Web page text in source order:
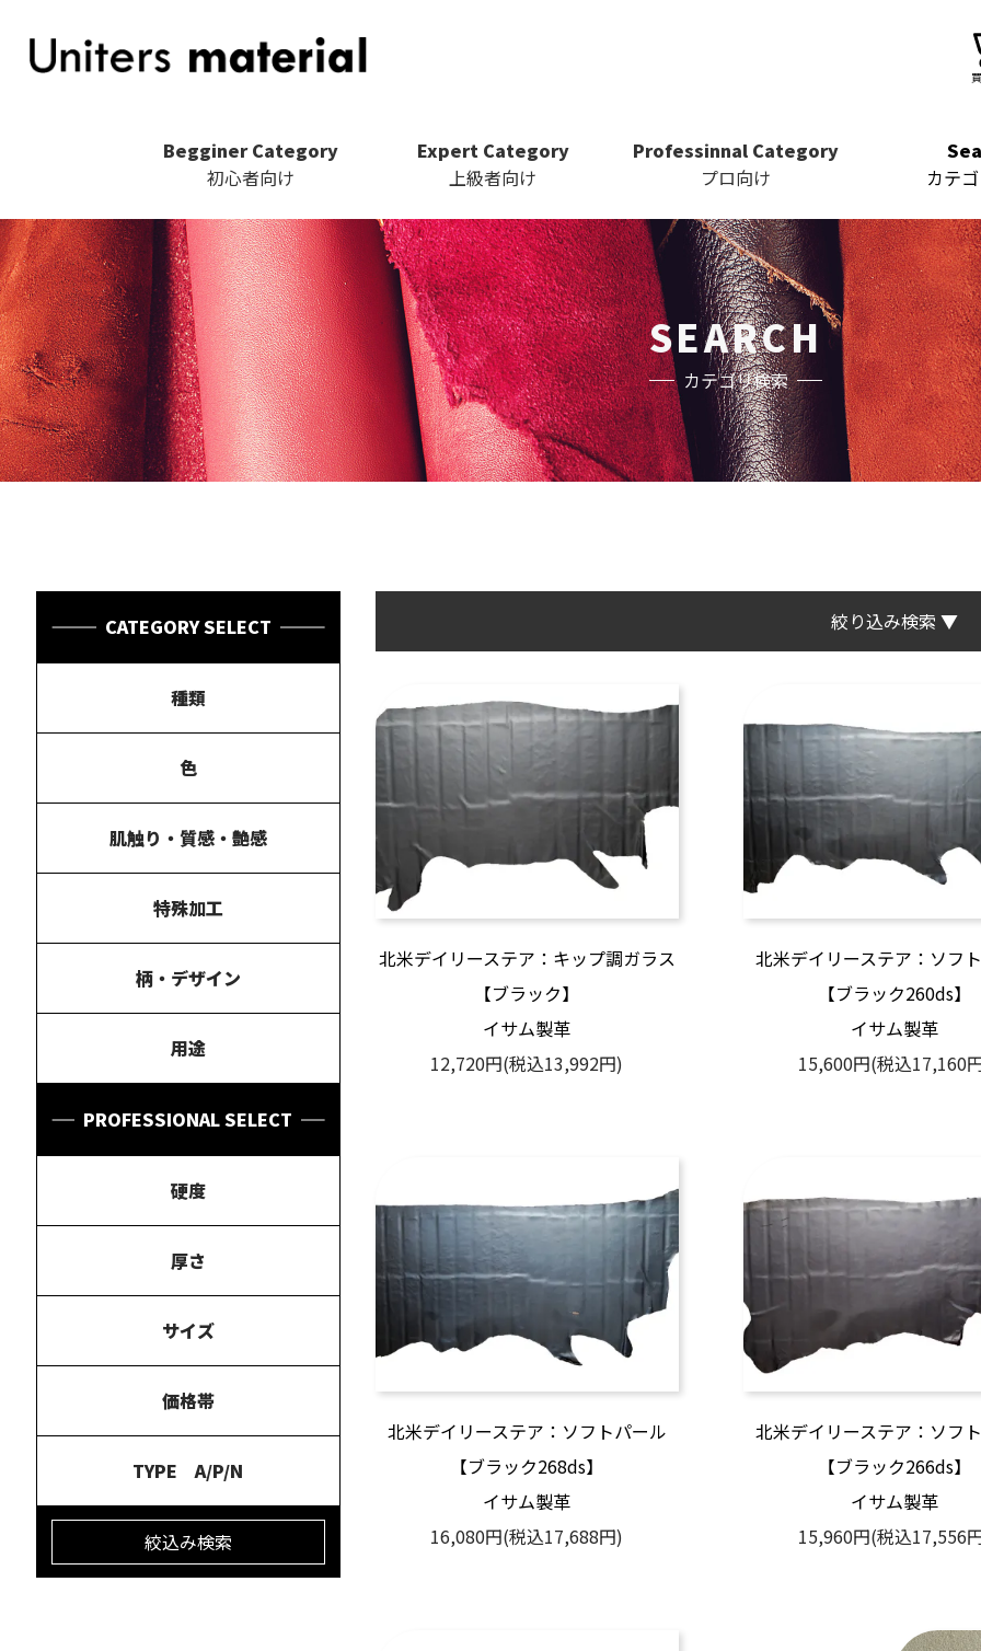
Begginer Category
初心者向け
Expert Category
上級者向け
Professinnal Category
プロ向け
カテ
SEARCH
カテゴリ検索
CATEGORY SELECT
種類
色
肌触り・質感・艶感
特殊加工
柄・デザイン
用途
PROFESSIONAL SELECT
硬度
厚さ
サイズ
価格帯
TYPE A/P/N
絞込み検索
絞り込み検索 ▼
北米デイリーステア：キップ調ガラス
【ブラック】
イサム製革
12,720円(税込13,992円)
北米デイリーステア：ソフ
【ブラック260ds】
イサム製革
15,600円(税込17,160
北米デイリーステア：ソフトパール
【ブラック268ds】
イサム製革
16,080円(税込17,688円)
北米デイリーステア：ソフ
【ブラック266ds】
イサム製革
15,960円(税込17,556